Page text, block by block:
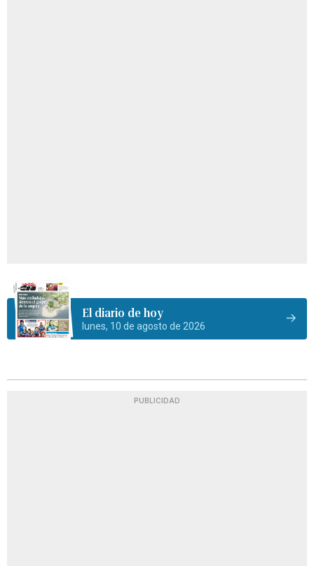
El diario de hoy
lunes, 10 de agosto de 2026
PUBLICIDAD